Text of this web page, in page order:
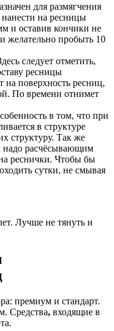
для размягчения
на ресницы
и оставив кончики не
желательно пробыть 10
следует отметить,
ресницы
на поверхность ресниц,
По времени отнимет
в том, что при
в структуре
структуру. Так же
надо расчёсывающим
реснички. Чтобы бы
сутки, не смывая
Лучше не тянуть и
премиум и стандарт.
Средства, входящие в